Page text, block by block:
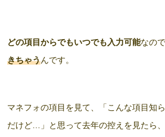
どの項目からでもいつでも入力可能なので
きちゃうんです。
マネフォの項目を見て、「こんな項目知
だけど…」と思って去年の控えを見たら